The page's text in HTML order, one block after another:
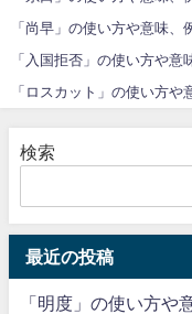
「尚早」の使い方や意味、
「入国拒否」の使い方や意
「ロスカット」の使い方や
検索
最近の投稿
「明度」の使い方や